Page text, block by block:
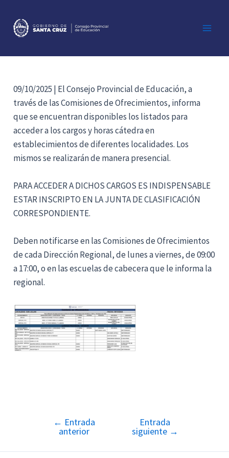
contenido
09/10/2025 | El Consejo Provincial de Educación, a
través de las Comisiones de Ofrecimientos, informa
que se encuentran disponibles los listados para
acceder a los cargos y horas cátedra en
establecimientos de diferentes localidades. Los
mismos se realizarán de manera presencial.
PARA ACCEDER A DICHOS CARGOS ES INDISPENSABLE
ESTAR INSCRIPTO EN LA JUNTA DE CLASIFICACIÓN
CORRESPONDIENTE.
Deben notificarse en las Comisiones de Ofrecimientos
de cada Dirección Regional, de lunes a viernes, de 09:00
a 17:00, o en las escuelas de cabecera que le informa la
regional.
Navegación
entradas
← Entrada
anterior
Entrada
siguiente →